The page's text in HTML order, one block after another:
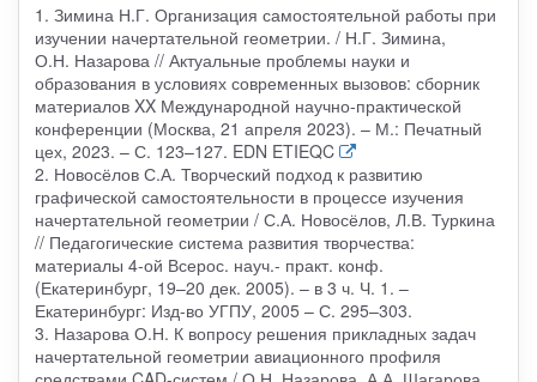
1. Зимина Н.Г. Организация самостоятельной работы при
изучении начертательной геометрии. / Н.Г. Зимина,
О.Н. Назарова // Актуальные проблемы науки и
образования в условиях современных вызовов: сборник
материалов XX Международной научно-практической
конференции (Москва, 21 апреля 2023). – М.: Печатный
цех, 2023. – С. 123–127. EDN ETIEQC
2. Новосёлов С.А. Творческий подход к развитию
графической самостоятельности в процессе изучения
начертательной геометрии / С.А. Новосёлов, Л.В. Туркина
// Педагогические система развития творчества:
материалы 4-ой Всерос. науч.- практ. конф.
(Екатеринбург, 19–20 дек. 2005). – в 3 ч. Ч. 1. –
Екатеринбург: Изд-во УГПУ, 2005 – С. 295–303.
3. Назарова О.Н. К вопросу решения прикладных задач
начертательной геометрии авиационного профиля